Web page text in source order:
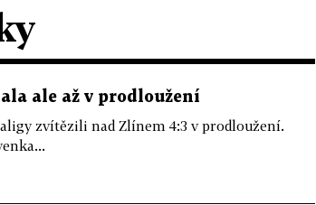
ale až v prodloužení
zvítězili nad Zlínem 4:3 v prodloužení.